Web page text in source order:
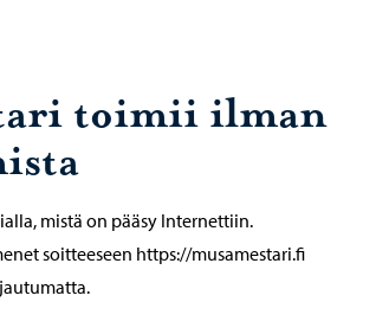
toimii ilman
mistä on pääsy Internettiin.
soitteeseen https://musamestari.fi